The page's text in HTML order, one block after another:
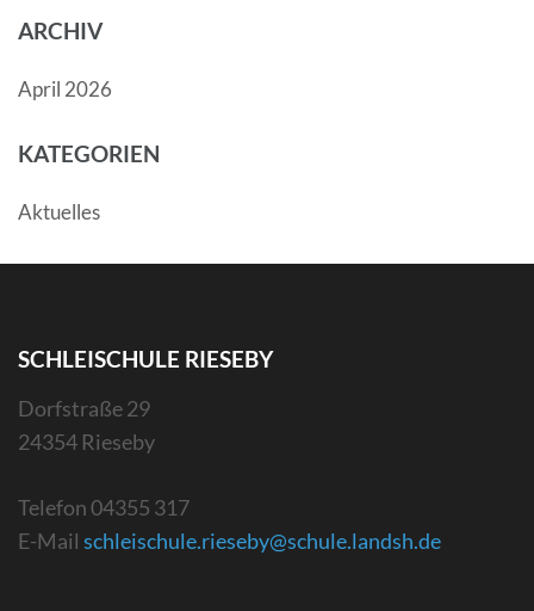
ARCHIV
April 2026
KATEGORIEN
Aktuelles
SCHLEISCHULE RIESEBY
Dorfstraße 29
24354 Rieseby
Telefon 04355 317
E-Mail schleischule.rieseby@schule.landsh.de